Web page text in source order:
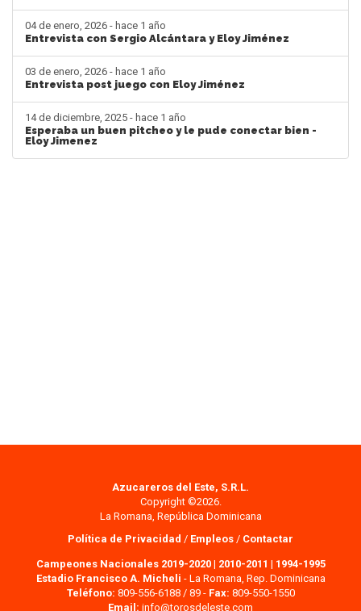
04 de enero, 2026 - hace 1 año
Entrevista con Sergio Alcántara y Eloy Jiménez
03 de enero, 2026 - hace 1 año
Entrevista post juego con Eloy Jiménez
14 de diciembre, 2025 - hace 1 año
Esperaba un buen pitcheo y le pude conectar bien -
Eloy Jimenez
Azucareros del Este, S.R.L.
Copyright ©2026.
La Romana, República Dominicana
Política de Privacidad / Empleos / Contactar
Campeones Nacionales 2019-2020| 2010-2011 | 1994-1995
Estadio Francisco A. Micheli - La Romana, Rep. Dominicana
Teléfono: 809-556-6188 / 89 - Fax: 809-550-1550
Email: info@torosdeleste.com